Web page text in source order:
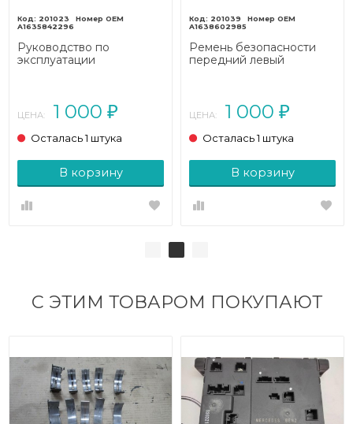
201023
A1635842296
Руководство по
эксплуатации
ЦЕНА: 1 000 ₽
Осталась 1 штука
В корзину
201039
A1638602985
Ремень безопасности
передний левый
ЦЕНА: 1 000 ₽
Осталась 1 штука
В корзину
С ЭТИМ ТОВАРОМ ПОКУПАЮТ